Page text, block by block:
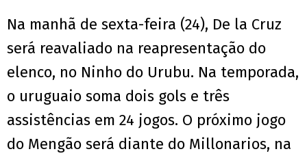
Na manhã de sexta-feira (24), De la Cruz
será reavaliado na reapresentação do
elenco, no Ninho do Urubu. Na temporada,
o uruguaio soma dois gols e três
assistências em 24 jogos. O próximo jogo
do Mengão será diante do Millonarios, na